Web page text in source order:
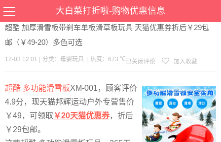
大白菜打折啦-购物优惠信息
当前位置： 优惠>母婴玩具>文章详情
超酷 加厚滑雪板带刹车单板滑草板玩具 天猫优惠券折后￥29包
邮（￥49-20）多色可选
12-03 12:01 分类： 母婴玩具 热度：673 ℃ 已关闭评论 加入收藏
超酷 多功能滑雪板XM-001，顾客评价
4.9分，现天猫邦辉运动户外专营售价
￥49，可领取 ￥20天猫优惠券，折后
￥29包邮。